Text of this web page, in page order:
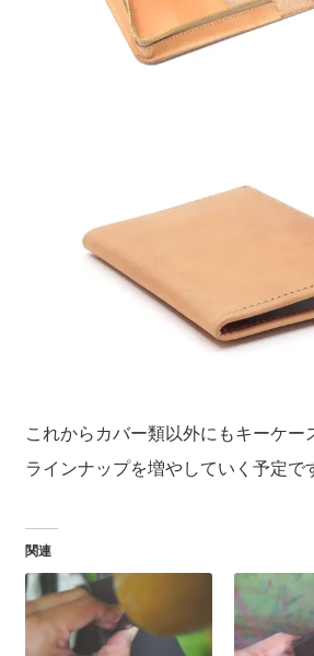
これからカバー類以外にもキーケー
ラインナップを増やしていく予定で
関連